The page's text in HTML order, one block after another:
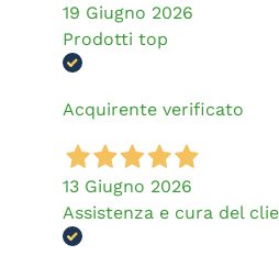
19 Giugno 2026
Prodotti top
Acquirente verificato
13 Giugno 2026
Assistenza e cura del